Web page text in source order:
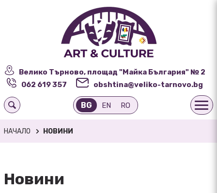
Велико Търново, площад "Майка България" № 2
062 619 357
obshtina@veliko-tarnovo.bg
BG EN RO
НАЧАЛО НОВИНИ
Новини